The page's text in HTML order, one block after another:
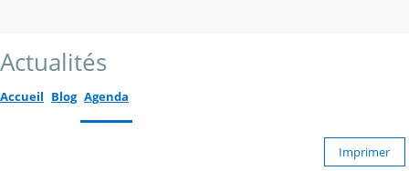
Actualités
Accueil Blog Agenda
Imprimer